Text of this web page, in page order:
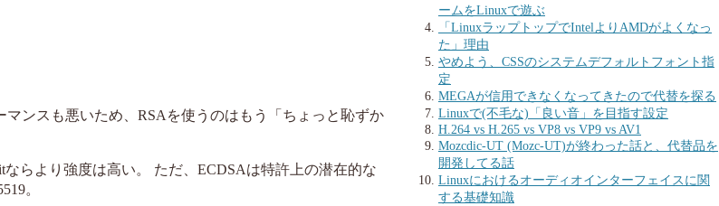
ンスも悪いため、RSAを使うのはもう「ちょっと恥ずか
らより強度は高い。 ただ、ECDSAは特許上の潜在的な
。
ームをLinuxで遊ぶ
「LinuxラップトップでIntelよりAMDがよくなっ
た」理由
やめよう、CSSのシステムデフォルトフォント指
定
MEGAが信用できなくなってきたので代替を探る
Linuxで(不毛な)「良い音」を目指す設定
H.264 vs H.265 vs VP8 vs VP9 vs AV1
Mozcdic-UT (Mozc-UT)が終わった話と、代替品を
開発してる話
Linuxにおけるオーディオインターフェイスに関
する基礎知識